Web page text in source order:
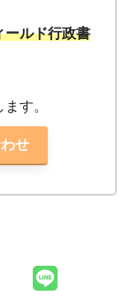
ールド行政書
す。
せ